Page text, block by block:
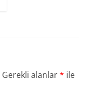
Gerekli alanlar* ile